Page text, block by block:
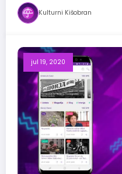
Kulturni Kišobran
jul 19, 2020